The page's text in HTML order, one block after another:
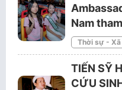
Nam
Thời sự - Xã
TIẾN SỸ
CỨU